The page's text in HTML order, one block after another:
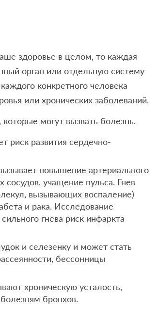
здоровье в целом, то каждая
орган или отдельную систему
конкретного человека
или хронических заболеваний.
могут вызвать болезнь.
риск развития сердечно-
повышение артериального
учащение пульса. Гнев
вызывающих воспаление)
и рака. Исследование
гнева риск инфаркта
и селезенку и может стать
бессонницы
хроническую усталость,
бронхов.